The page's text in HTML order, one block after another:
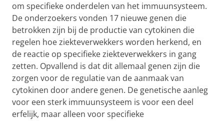
om specifieke onderdelen van het immuunsysteem.
De onderzoekers vonden 17 nieuwe genen die
betrokken zijn bij de productie van cytokinen die
regelen hoe ziekteverwekkers worden herkend, en
de reactie op specifieke ziekteverwekkers in gang
zetten. Opvallend is dat dit allemaal genen zijn die
zorgen voor de regulatie van de aanmaak van
cytokinen door andere genen. De genetische aanleg
voor een sterk immuunsysteem is voor een deel
erfelijk, maar alleen voor specifieke